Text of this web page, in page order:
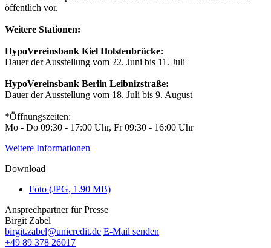
öffentlich vor.
Weitere Stationen:
HypoVereinsbank Kiel Holstenbrücke:
Dauer der Ausstellung vom 22. Juni bis 11. Juli
HypoVereinsbank Berlin Leibnizstraße:
Dauer der Ausstellung vom 18. Juli bis 9. August
*Öffnungszeiten:
Mo - Do 09:30 - 17:00 Uhr, Fr 09:30 - 16:00 Uhr
Weitere Informationen
Download
Foto (JPG, 1.90 MB)
Ansprechpartner für Presse
Birgit Zabel
birgit.zabel@unicredit.de E-Mail senden
+49 89 378 26017